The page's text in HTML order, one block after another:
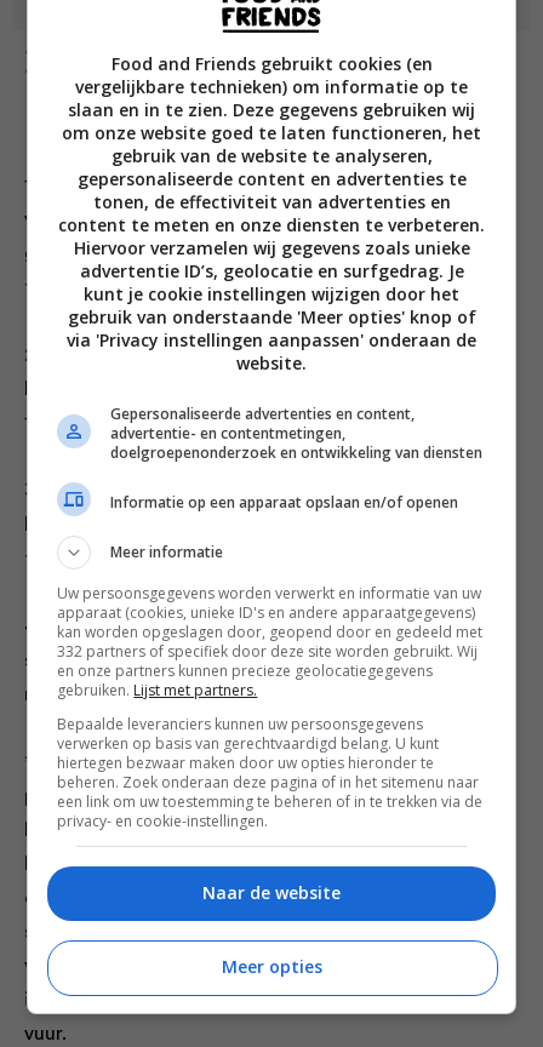
Bereiding
1. Zet een middelgrote koekenpan op middelhoog
vuur. Doe de boter erin en laat hem smelten. Voeg de
gehakte knoflook toe en bak hem ongeveer 8 minuten,
tot hij licht goudbruin is.
2. Voeg de zwarte peper, gemberwortel, chilipeper en
1 minuut.
3. Voeg het krabvlees en 2 eetlepels water toe en bak
toe en bak ze 1 minuut.
4. Garneer met blaadjes koriander en lente-uitjes en
serveer meteen, met partjes citroen en geroosterde,
met boter besmeerde bolletjes.
* gebruik je een hele gekookte krab, draai dan de
poten van het lijf. Druk het lijf omhoog zodat het
loskomt van het pantser en verwijder de veerachtige
kieuwen (‘dodemansvingers’). Splijt de poten in tweeën
en breek de schaal. Verdeel daarna het lijf in vier
stukken. Verwijder alle eventuele stukjes schaal en
voeg het vlees toe bij stap 3, samen met 100 ml water
in plaats van 2 eetlepels. Bak het 3-4 minuten op hoog
vuur.
Food and Friends gebruikt cookies (en
vergelijkbare technieken) om informatie op te
slaan en in te zien. Deze gegevens gebruiken wij
om onze website goed te laten functioneren, het
gebruik van de website te analyseren,
gepersonaliseerde content en advertenties te
tonen, de effectiviteit van advertenties en
content te meten en onze diensten te verbeteren.
Hiervoor verzamelen wij gegevens zoals unieke
advertentie ID’s, geolocatie en surfgedrag. Je
kunt je cookie instellingen wijzigen door het
gebruik van onderstaande 'Meer opties' knop of
via 'Privacy instellingen aanpassen' onderaan de
website.
Gepersonaliseerde advertenties en content,
advertentie- en contentmetingen,
doelgroepenonderzoek en ontwikkeling van diensten
Informatie op een apparaat opslaan en/of openen
Meer informatie
Uw persoonsgegevens worden verwerkt en informatie van uw
apparaat (cookies, unieke ID's en andere apparaatgegevens)
kan worden opgeslagen door, geopend door en gedeeld met
332 partners of specifiek door deze site worden gebruikt. Wij
en onze partners kunnen precieze geolocatiegegevens
gebruiken. Lijst met partners.
Bepaalde leveranciers kunnen uw persoonsgegevens
verwerken op basis van gerechtvaardigd belang. U kunt
hiertegen bezwaar maken door uw opties hieronder te
beheren. Zoek onderaan deze pagina of in het sitemenu naar
een link om uw toestemming te beheren of in te trekken via de
privacy- en cookie-instellingen.
Naar de website
Meer opties